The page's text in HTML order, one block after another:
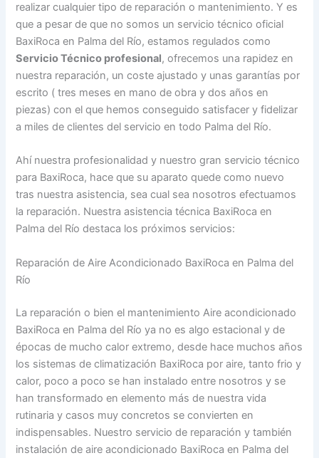
realizar cualquier tipo de reparación o mantenimiento. Y es
que a pesar de que no somos un servicio técnico oficial
BaxiRoca en Palma del Río, estamos regulados como
Servicio Técnico profesional, ofrecemos una rapidez en
nuestra reparación, un coste ajustado y unas garantías por
escrito ( tres meses en mano de obra y dos años en
piezas) con el que hemos conseguido satisfacer y fidelizar
a miles de clientes del servicio en todo Palma del Río.
Ahí nuestra profesionalidad y nuestro gran servicio técnico
para BaxiRoca, hace que su aparato quede como nuevo
tras nuestra asistencia, sea cual sea nosotros efectuamos
la reparación. Nuestra asistencia técnica BaxiRoca en
Palma del Río destaca los próximos servicios:
Reparación de Aire Acondicionado BaxiRoca en Palma del
Río
La reparación o bien el mantenimiento Aire acondicionado
BaxiRoca en Palma del Río ya no es algo estacional y de
épocas de mucho calor extremo, desde hace muchos años
los sistemas de climatización BaxiRoca por aire, tanto frio y
calor, poco a poco se han instalado entre nosotros y se
han transformado en elemento más de nuestra vida
rutinaria y casos muy concretos se convierten en
indispensables. Nuestro servicio de reparación y también
instalación de aire acondicionado BaxiRoca en Palma del